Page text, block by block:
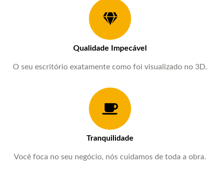
Qualidade Impecável
O seu escritório exatamente como foi visualizado no 3D.
Tranquilidade
Você foca no seu negócio, nós cuidamos de toda a obra.